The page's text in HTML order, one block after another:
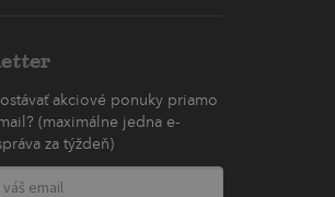
akciové ponuky priamo
(maximálne jedna e-
za týždeň)